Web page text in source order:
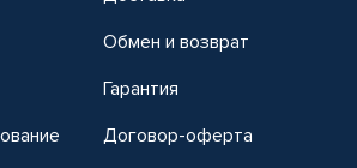
Обмен и возврат
Гарантия
Договор-оферта